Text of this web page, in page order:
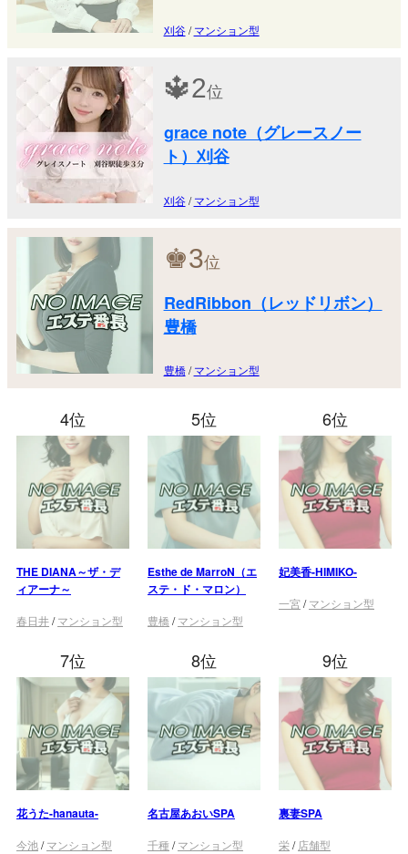
刈谷/マンション型
🔱2位
grace note（グレースノー
ト）刈谷
刈谷/マンション型
♚3位
RedRibbon（レッドリボン）
豊橋
豊橋/マンション型
4位
THE DIANA～ザ・デ
ィアーナ～
春日井/マンション型
5位
Esthe de MarroN（エ
ステ・ド・マロン）
豊橋 /マンション型
6位
妃美香-HIMIKO-
一宮/マンション型
7位
花うた-hanauta-
今池/マンション型
8位
名古屋あおいSPA
千種/マンション型
9位
裏妻SPA
栄/ 店舗型